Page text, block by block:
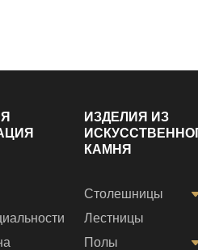
ИЗДЕЛИЯ ИЗ
КАМНЯ
Столешницы
Лестницы
Полы